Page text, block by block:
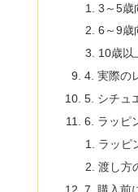
3～5歳
6～9歳
10歳以
4. 実際の
5. シチュ
6. ラッピ
ラッピ
渡し方
7. 購入前